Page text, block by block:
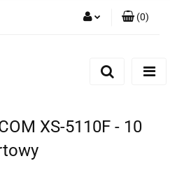
(0)
XS-5110F - 10